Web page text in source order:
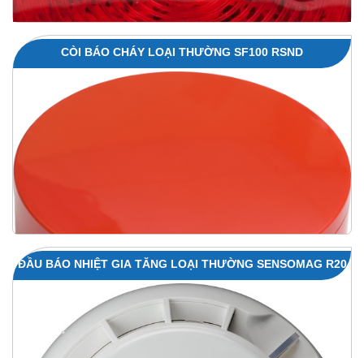
CÒI BÁO CHÁY LOẠI THƯỜNG SF100 RSND
ĐẦU BÁO NHIỆT GIA TĂNG LOẠI THƯỜNG SENSOMAG R20